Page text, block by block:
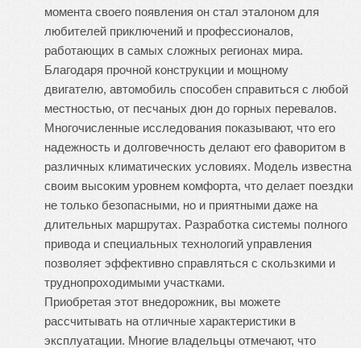
момента своего появления он стал эталоном для
любителей приключений и профессионалов,
работающих в самых сложных регионах мира.
Благодаря прочной конструкции и мощному
двигателю, автомобиль способен справиться с любой
местностью, от песчаных дюн до горных перевалов.
Многочисленные исследования показывают, что его
надежность и долговечность делают его фаворитом в
различных климатических условиях. Модель известна
своим высоким уровнем комфорта, что делает поездки
не только безопасными, но и приятными даже на
длительных маршрутах. Разработка системы полного
привода и специальных технологий управления
позволяет эффективно справляться с скользкими и
труднопроходимыми участками.
Приобретая этот внедорожник, вы можете
рассчитывать на отличные характеристики в
эксплуатации. Многие владельцы отмечают, что